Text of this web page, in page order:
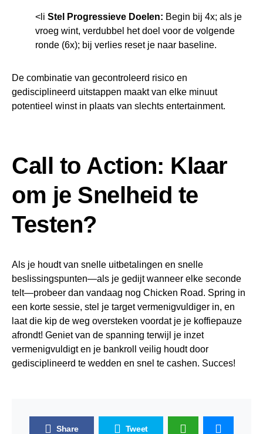
<li Stel Progressieve Doelen: Begin bij 4x; als je
vroeg wint, verdubbel het doel voor de volgende
ronde (6x); bij verlies reset je naar baseline.
De combinatie van gecontroleerd risico en
gedisciplineerd uitstappen maakt van elke minuut
potentieel winst in plaats van slechts entertainment.
Call to Action: Klaar
om je Snelheid te
Testen?
Als je houdt van snelle uitbetalingen en snelle
beslissingspunten—als je gedijt wanneer elke seconde
telt—probeer dan vandaag nog Chicken Road. Spring in
een korte sessie, stel je target vermenigvuldiger in, en
laat die kip de weg oversteken voordat je je koffiepauze
afrondt! Geniet van de spanning terwijl je inzet
vermenigvuldigt en je bankroll veilig houdt door
gedisciplineerd te wedden en snel te cashen. Succes!
Share Tweet